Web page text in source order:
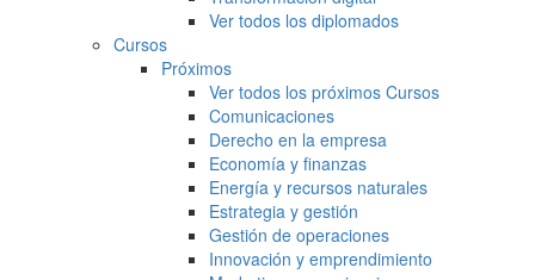
Ver todos los diplomados
Cursos
Próximos
Ver todos los próximos Cursos
Comunicaciones
Derecho en la empresa
Economía y finanzas
Energía y recursos naturales
Estrategia y gestión
Gestión de operaciones
Innovación y emprendimiento